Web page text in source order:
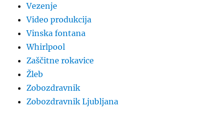
Vezenje
Video produkcija
Vinska fontana
Whirlpool
Zaščitne rokavice
Žleb
Zobozdravnik
Zobozdravnik Ljubljana